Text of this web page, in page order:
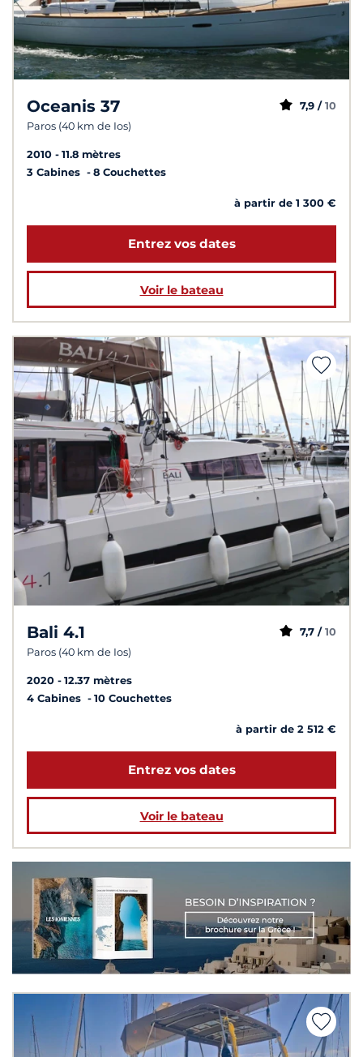
Oceanis 37
Paros (40 km de Ios)
7,9 / 10
2010
11.8 mètres
3 Cabines
8 Couchettes
à partir de 1 300 €
Entrez vos dates
Voir le bateau
Bali 4.1
Paros (40 km de Ios)
7,7 / 10
2020
12.37 mètres
4 Cabines
10 Couchettes
à partir de 2 512 €
Entrez vos dates
Voir le bateau